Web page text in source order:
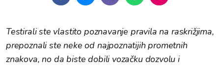
Testirali ste vlastito poznavanje pravila na raskrižjima,
prepoznali ste neke od najpoznatijih prometnih
znakova, no da biste dobili vozačku dozvolu i